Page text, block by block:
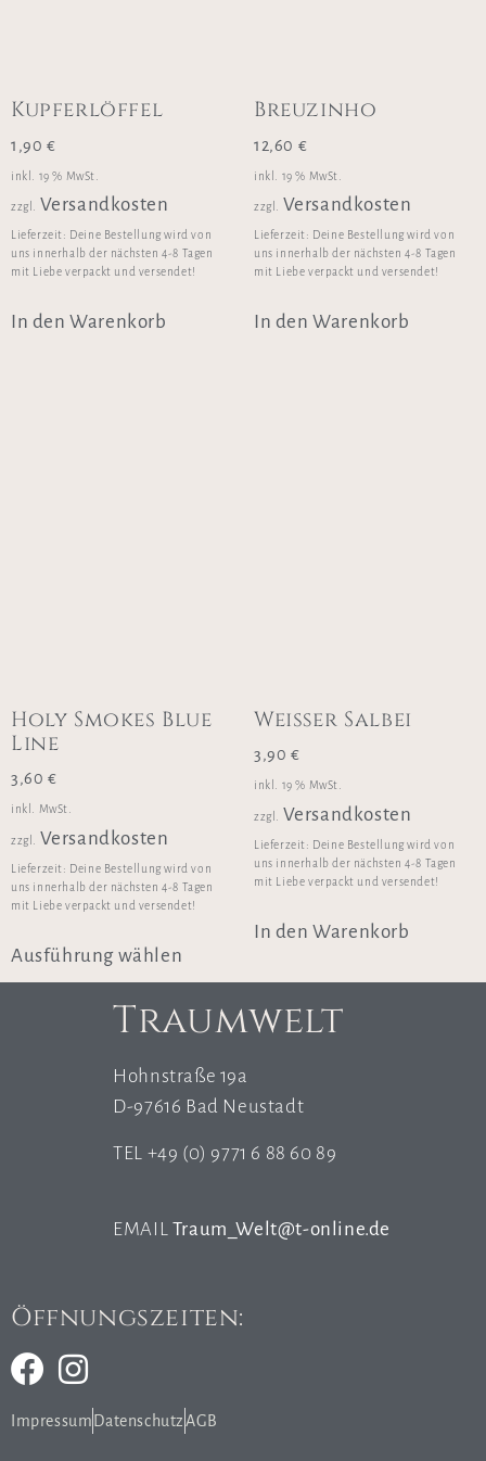
Kupferlöffel
1,90 €
inkl. 19 % MwSt.
zzgl. Versandkosten
Lieferzeit: Deine Bestellung wird von
uns innerhalb der nächsten 4-8 Tagen
mit Liebe verpackt und versendet!
In den Warenkorb
Breuzinho
12,60 €
inkl. 19 % MwSt.
zzgl. Versandkosten
Lieferzeit: Deine Bestellung wird von
uns innerhalb der nächsten 4-8 Tagen
mit Liebe verpackt und versendet!
In den Warenkorb
Holy Smokes Blue
Line
3,60 €
inkl. MwSt.
zzgl. Versandkosten
Lieferzeit: Deine Bestellung wird von
uns innerhalb der nächsten 4-8 Tagen
mit Liebe verpackt und versendet!
Ausführung wählen
Weißer Salbei
3,90 €
inkl. 19 % MwSt.
zzgl. Versandkosten
Lieferzeit: Deine Bestellung wird von
uns innerhalb der nächsten 4-8 Tagen
mit Liebe verpackt und versendet!
In den Warenkorb
Traumwelt
Hohnstraße 19a
D-97616 Bad Neustadt
TEL +49 (0) 9771 6 88 60 89
EMAIL Traum_Welt@t-online.de
Öffnungszeiten:
Impressum DatenschutzAGB